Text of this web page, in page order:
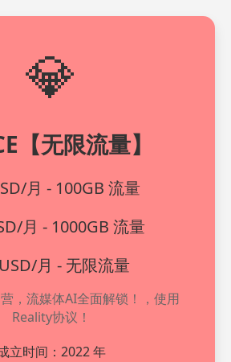
💎
【无限流量】
月 - 100GB 流量
月 - 1000GB 流量
月 - 无限流量
，流媒体AI全面解锁！，使用
Reality协议！
立时间：2022 年